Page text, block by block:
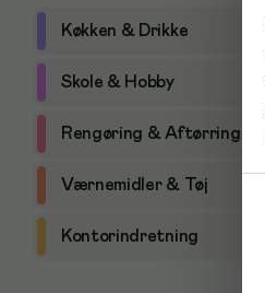
Køkken & Drikke
Skole & Hobby
Rengøring & Aftørring
Værnemidler & Tøj
Kontorindretning